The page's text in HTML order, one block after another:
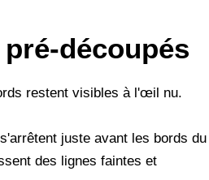
découpés
restent visibles à l'œil nu.
juste avant les bords du
des lignes faintes et